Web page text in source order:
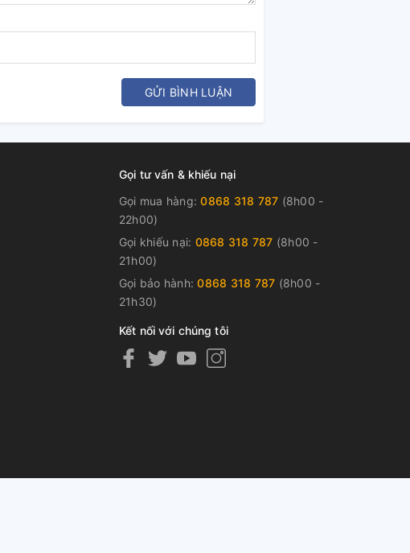
GỬI BÌNH LUẬN
Gọi tư vấn & khiếu nại
Gọi mua hàng:0868 318 787 (8h00 -
22h00)
Gọi khiếu nại: 0868 318 787 (8h00 -
21h00)
Gọi bảo hành:0868 318 787 (8h00 -
21h30)
Kết nối với chúng tôi